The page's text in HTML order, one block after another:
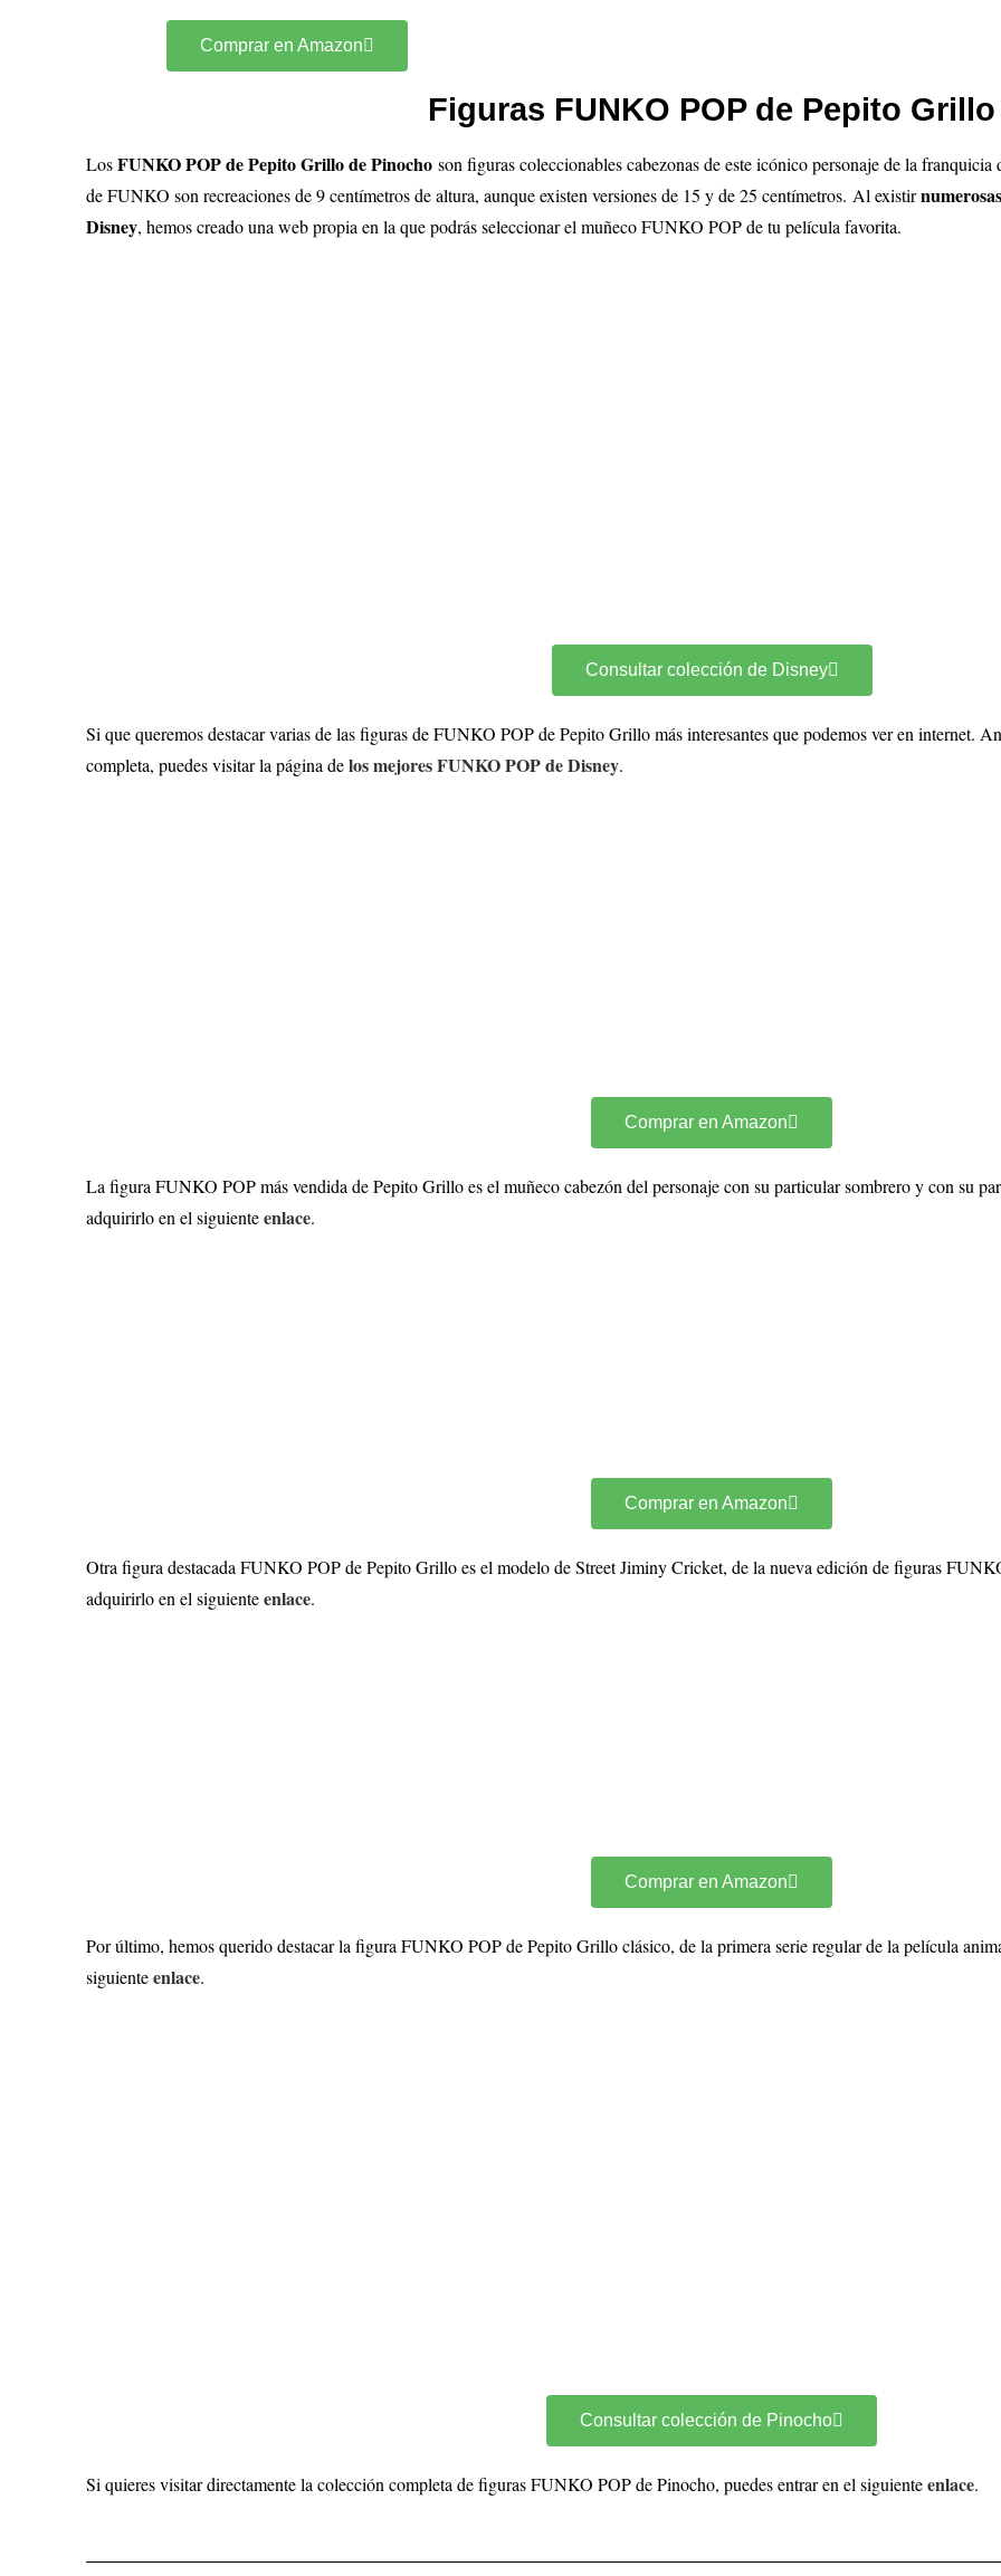
Comprar en Amazon
Figuras FUNKO POP de Pepito Grillo
LosFUNKO POP dePepito Grillo de Pinocho son figuras coleccionables cabezonas de este icónico personaje de la
de FUNKO son recreaciones de 9 centímetros de altura, aunque existen versiones de 15 y de 25 centímetros. Al existir
Disney, hemos creado una web propia en la que podrás seleccionar el muñeco FUNKO POP de tu película favorita.
Consultar colección de Disney
Si que queremos destacar varias de las figuras de FUNKO POP de Pepito Grillo más interesantes que podemos ver en internet.
completa, puedes visitar la página delos mejores FUNKO POP de Disney.
Comprar en Amazon
La figura FUNKO POP más vendida de Pepito Grillo es el muñeco cabezón del personaje con su particular sombrero y con su
adquirirlo en el siguienteenlace.
Comprar en Amazon
Otra figura destacada FUNKO POP de Pepito Grillo es el modelo de Street Jiminy Cricket, de la nueva edición de figuras
adquirirlo en el siguienteenlace.
Comprar en Amazon
Por último, hemos querido destacar la figura FUNKO POP de Pepito Grillo clásico, de la primera serie regular de la película
siguienteenlace.
Consultar colección de Pinocho
Si quieres visitar directamente la colección completa de figuras FUNKO POP de Pinocho, puedes entrar en el siguienteenlace.